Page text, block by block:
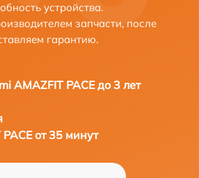
устройства.
запчасти, после
гарантию.
AMAZFIT PACE до 3 лет
от 35 минут